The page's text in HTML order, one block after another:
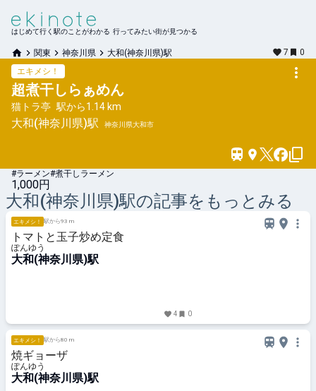
はじめて行く駅のことがわかる 行ってみたい街が見つかる
関東 神奈川県 大和(神奈川県)駅 7
0
エキメシ！
超煮干しらぁめん
猫トラ亭 駅から1.14 km
大和(神奈川県)駅 神奈川県大和市
#ラーメン#煮干しラーメン
1,000円
大和(神奈川県)駅の記事をもっとみる
エキメシ！ 駅から93 m
トマトと玉子炒め定食
ぽんゆう
大和(神奈川県)駅
4 0
エキメシ！ 駅から80 m
焼ギョーザ
ぽんゆう
大和(神奈川県)駅